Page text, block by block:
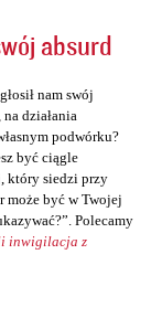
absurd
nam swój
działania
podwórku?
być ciągle
który siedzi przy
może być w Twojej
Polecamy
inwigilacja z